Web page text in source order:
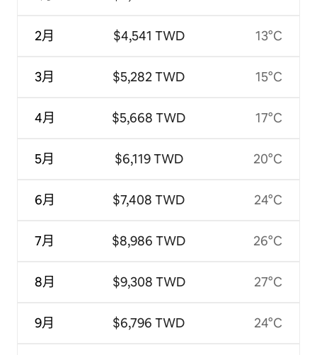
2月
3月
4月
5月
6月
7月
8月
9月
$4,541 TWD
$5,282 TWD
$5,668 TWD
$6,119 TWD
$7,408 TWD
$8,986 TWD
$9,308 TWD
$6,796 TWD
13°C
15°C
17°C
20°C
24°C
26°C
27°C
24°C